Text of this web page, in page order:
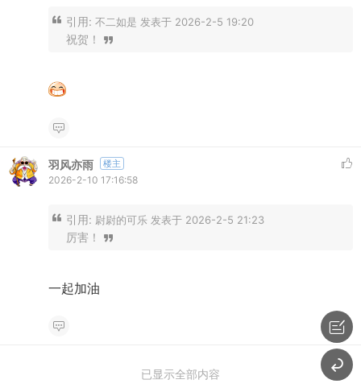
引用: 不二如是 发表于 2026-2-5 19:20
祝贺！
羽风亦雨 楼主
2026-2-10 17:16:58
引用: 尉尉的可乐 发表于 2026-2-5 21:23
厉害！
一起加油
已显示全部内容